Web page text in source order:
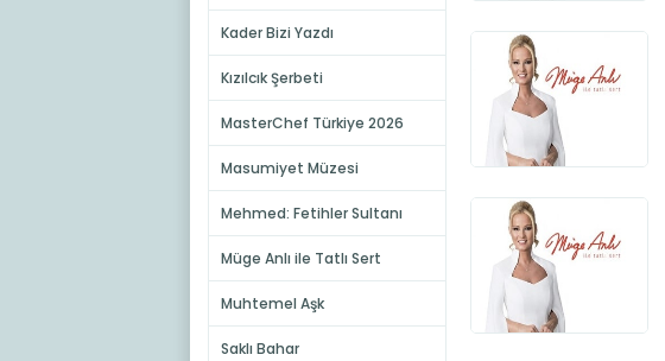
Kader Bizi Yazdı
Kızılcık Şerbeti
MasterChef Türkiye 2026
Masumiyet Müzesi
Mehmed: Fetihler Sultanı
Müge Anlı ile Tatlı Sert
Muhtemel Aşk
Saklı Bahar